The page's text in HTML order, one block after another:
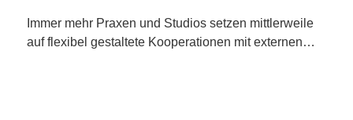
Immer mehr Praxen und Studios setzen mittlerweile
auf flexibel gestaltete Kooperationen mit externen…